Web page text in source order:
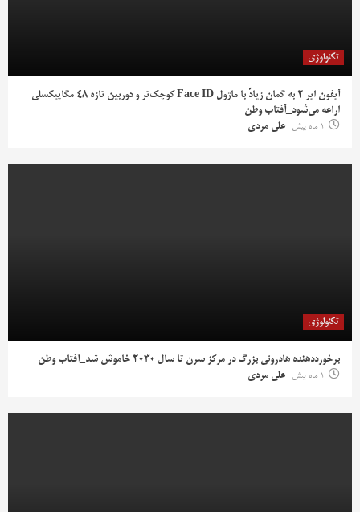
تکنولوژی
آیفون ایر ۲ به گمان زیادً با ماژول Face ID کوچک‌تر و دوربین تازه ۴۸ مگاپیکسلی
اراعه می‌شود_آفتاب وطن
1 ماه پیش
علی مردی
تکنولوژی
برخورددهنده هادرونی بزرگ در مرکز سرن تا سال ۲۰۳۰ خاموش شد_آفتاب وطن
1 ماه پیش
علی مردی